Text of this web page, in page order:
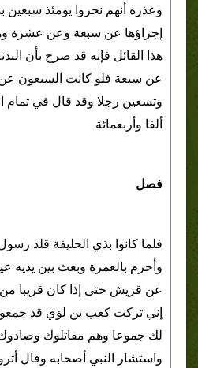
وعذره أنهم نحروا يومئذ سبعين
إجزاؤها عن سبعة وعن عشرة
هذا القائل فإنه قد صرح بأن
عن سبعة فلو كانت السبعون عن
وتسعين رجلا وقد قال في تمام
ألفا وأربعمائة
فصل
فلما كانوا بذي الحليفة قلد
وأحرم بالعمرة وبعث بين يديه
عن قريش حتى إذا كان قريبا
إني تركت كعب بن لؤي قد
لك جموعا وهم مقاتلوك
واستشار النبي أصحابه وقال